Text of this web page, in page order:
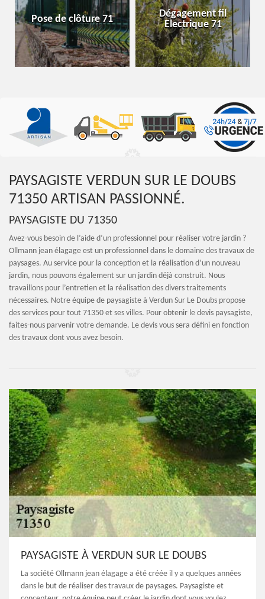
Pose de clôture 71
Dégagement fil
Electrique 71
PAYSAGISTE VERDUN SUR LE DOUBS
71350 ARTISAN PASSIONNÉ.
PAYSAGISTE DU 71350
Avez-vous besoin de l’aide d’un professionnel pour réaliser votre jardin ?
Ollmann jean élagage est un professionnel dans le domaine des travaux de
paysages. Au service pour la conception et la réalisation d’un nouveau
jardin, nous pouvons également sur un jardin déjà construit. Nous
travaillons pour l’entretien et la réalisation des divers traitements
nécessaires. Notre équipe de paysagiste à Verdun Sur Le Doubs propose
des services pour tout 71350 et ses villes. Pour obtenir le devis paysagiste,
faites-nous parvenir votre demande. Le devis vous sera défini en fonction
des travaux dont vous avez besoin.
PAYSAGISTE À VERDUN SUR LE DOUBS
La société Ollmann jean élagage a été créée il y a quelques années
dans le but de réaliser des travaux de paysages. Paysagiste et